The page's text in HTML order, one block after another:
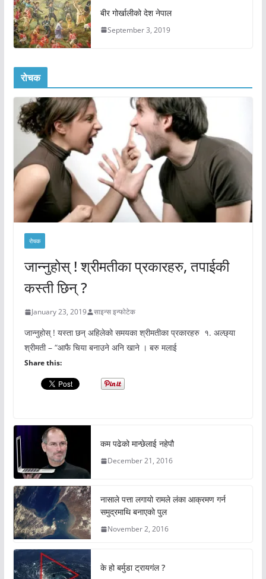
बीर गोर्खालीको देश नेपाल
September 3, 2019
रोचक
रोचक
जान्नुहोस् ! श्रीमतीका प्रकारहरु, तपाईकी
कस्ती छिन् ?
January 23, 2019 साइन्स इन्फोटेक
जान्नुहोस् ! यस्ता छन् अहिलेको समयका श्रीमतीका प्रकारहरु १. अल्छ्या
श्रीमती – “आफै चिया बनाउने अनि खाने । बरु मलाई
Share this:
कम पढेको मान्छेलाई नहेपौ
December 21, 2016
नासाले पत्ता लगायो रामले लंका आक्रमण गर्न
समुद्रमाथि बनाएको पुल
November 2, 2016
के हो बर्मुडा ट्रायगंल ?